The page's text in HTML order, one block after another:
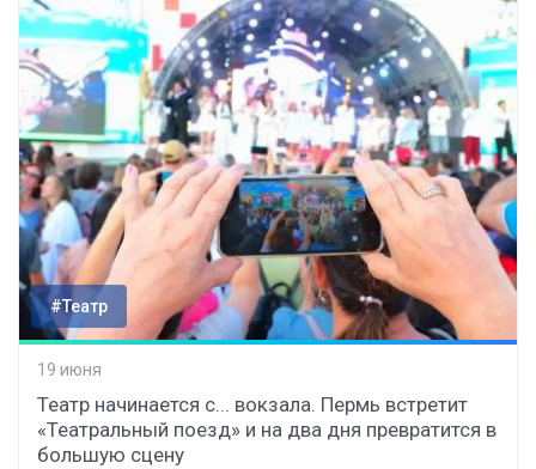
#Театр
19 июня
Театр начинается с... вокзала. Пермь встретит
«Театральный поезд» и на два дня превратится в
большую сцену